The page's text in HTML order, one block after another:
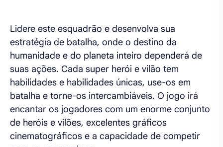
Lidere este esquadrão e desenvolva sua
estratégia de batalha, onde o destino da
humanidade e do planeta inteiro dependerá de
suas ações. Cada super herói e vilão tem
habilidades e habilidades únicas, use-os em
batalha e torne-os intercambiáveis. O jogo irá
encantar os jogadores com um enorme conjunto
de heróis e vilões, excelentes gráficos
cinematográficos e a capacidade de competir